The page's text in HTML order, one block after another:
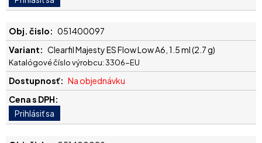
051400097
Clearfil Majesty ES Flow Low A6, 1.5 ml (2.7 g)
Katalógové číslo výrobcu: 3306-EU
Na objednávku